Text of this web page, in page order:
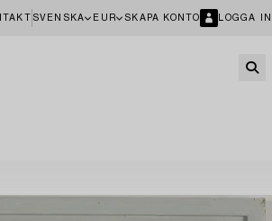
SVENSKA EUR SKAPA KONTO LOGGA IN